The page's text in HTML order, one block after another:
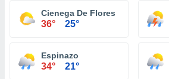
Cienega De Flores
36° 25°
Espinazo
34° 21°